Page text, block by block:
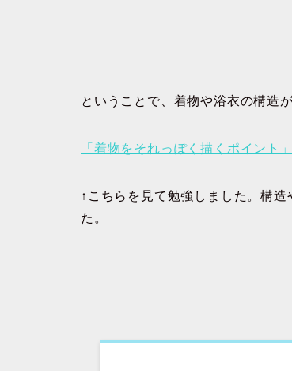
ということで、着物や浴衣の構造
「着物をそれっぽく描くポイント」
↑こちらを見て勉強しました。構
た。